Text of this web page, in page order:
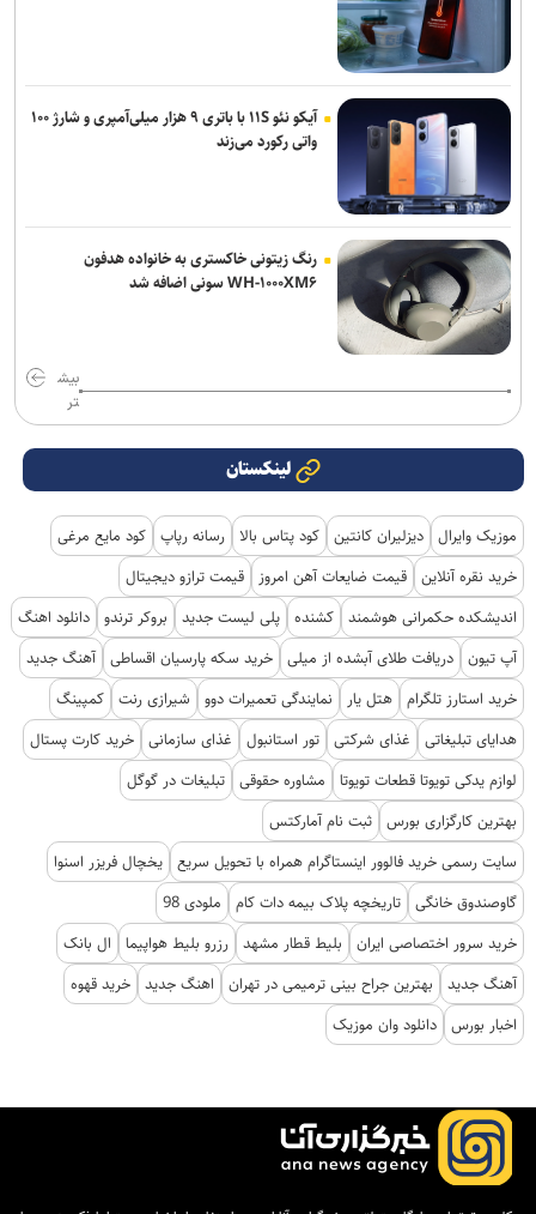
آیکو نئو ۱۱S با باتری ۹ هزار میلی‌آمپری و شارژ ۱۰۰
واتی رکورد می‌زند
رنگ زیتونی خاکستری به خانواده هدفون
WH-۱۰۰۰XM۶ سونی اضافه شد
بیش
تر
لینکستان
موزیک وایرال دیزلیران کانتین کود پتاس بالا رسانه رپاپ کود مایع مرغی
خرید نقره آنلاین قیمت ضایعات آهن امروز
قیمت ترازو دیجیتال
اندیشکده حکمرانی هوشمند کشنده پلی لیست جدید بروکر ترندو دانلود اهنگ
آپ تیون دریافت طلای آبشده از میلی خرید سکه پارسیان اقساطی آهنگ جدید
خرید استارز تلگرام هتل یار نمایندگی تعمیرات دوو شیرازی رنت کمپینگ
هدایای تبلیغاتی
غذای شرکتی تور استانبول غذای سازمانی خرید کارت پستال
لوازم یدکی تویوتا قطعات تویوتا
مشاوره حقوقی تبلیغات در گوگل
بهترین کارگزاری بورس ثبت نام آمارکتس
سایت رسمی خرید فالوور اینستاگرام همراه با تحویل سریع یخچال فریزر اسنوا
گاوصندوق خانگی تاریخچه پلاک بیمه دات کام
ملودی 98
خرید سرور اختصاصی ایران
بلیط قطار مشهد رزرو بلیط هواپیما
ال بانک
آهنگ جدید
بهترین جراح بینی ترمیمی در تهران اهنگ جدید خرید قهوه
اخبار بورس دانلود وان موزیک